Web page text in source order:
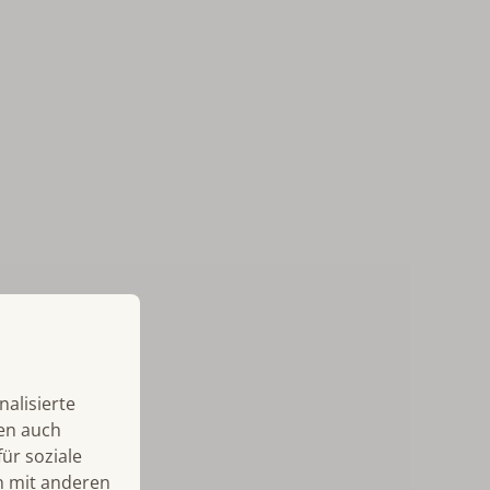
auch
soziale
mit anderen